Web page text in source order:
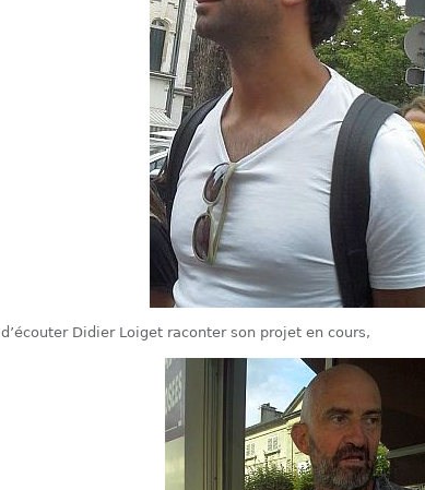
d’écouter Didier Loiget raconter son projet en cours,